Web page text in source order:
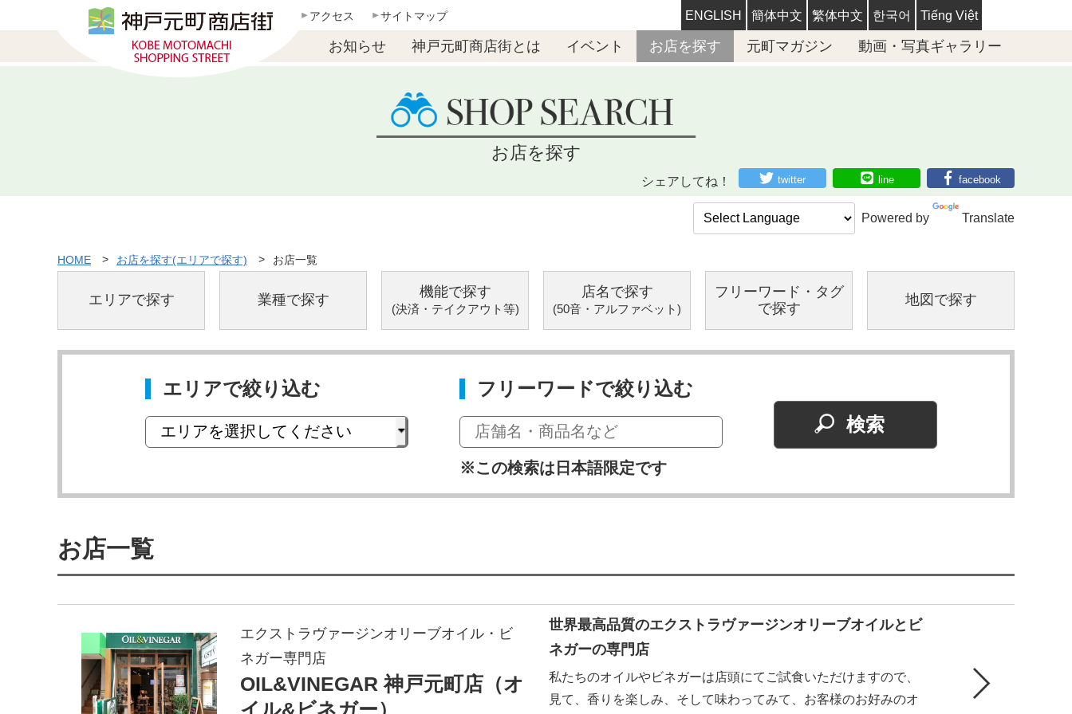
アクセス サイトマップ ENGLISH 簡体中文 繁体中文 한국어 Tiếng Việt
お知らせ 神戸元町商店街とは イベント お店を探す 元町マガジン 動画・写真ギャラリー
お店を探す
シェアしてね！ twitter line facebook
Powered by Translate
HOME お店を探す(エリアで探す) お店一覧
エリアで探す 業種で探す 機能で探す
(決済・テイクアウト等)
店名で探す
(50音・アルファベット)
フリーワード・ タグ
で探す
地図で探す
エリアで絞り込む フリーワードで絞り込む
※この検索は日本語限定です
お店一覧
エクストラヴァージンオリーブオイル・ビ
ネガー専門店
OIL&VINEGAR 神戸元町店（オ
イル&ビネガー）
世界最高品質のエクストラヴァージンオリーブオイルとビ
ネガーの専門店
私たちのオイルやビネガーは店頭にてご試食いただけますので、
見て、香りを楽しみ、そして味わってみて、お客様のお好みのオ